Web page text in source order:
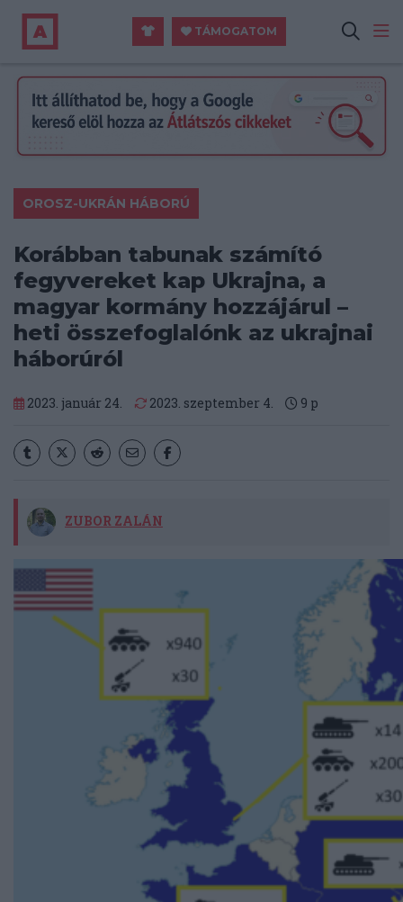
TÁMOGATOM
OROSZ-UKRÁN HÁBORÚ
Korábban tabunak számító
fegyvereket kap Ukrajna, a
magyar kormány hozzájárul –
heti összefoglalónk az ukrajnai
háborúról
2023. január 24. 2023. szeptember 4. 9 p
ZUBOR ZALÁN